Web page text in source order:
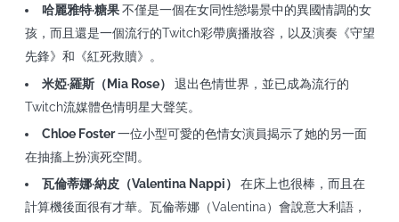
哈麗雅特·糖果不僅是一個在女同性戀場景中的異國情調的女
孩，而且還是一個流行的Twitch彩帶廣播妝容，以及演奏《守望
先鋒》和《紅死救贖》。
米婭·羅斯（Mia Rose） 退出色情世界，並已成為流行的
Twitch流媒體色情明星大聲笑。
Chloe Foster一位小型可愛的色情女演員揭示了她的另一面
在抽搐上扮演死空間。
瓦倫蒂娜·納皮（Valentina Nappi） 在床上也很棒，而且在
計算機後面很有才華。瓦倫蒂娜（Valentina）會說意大利語，